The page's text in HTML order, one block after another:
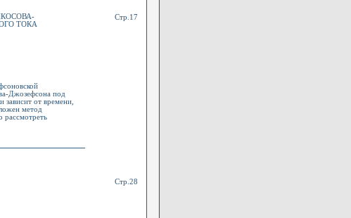
ТОКА
Джозефсона под
зависит от времени,
метод
рассмотреть
Стр.17
Стр.28